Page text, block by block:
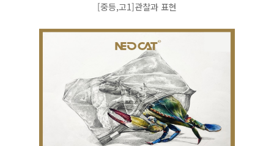
[중등,고1]관찰과 표현